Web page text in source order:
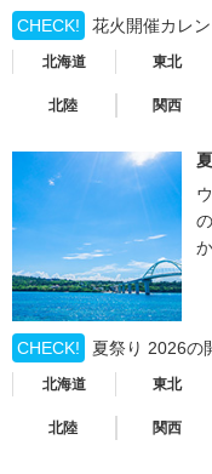
CHECK!
花火開催カレ
北海道 東北
北陸 関西
CHECK! 夏祭り 2026の
北海道 東北
北陸 関西